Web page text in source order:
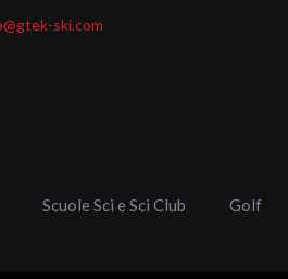
ski.com
Scuole Sci e Sci Club Golf